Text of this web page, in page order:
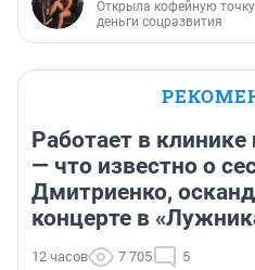
Открыла кофейную
деньги соцразвития
Работает в клинике
— что известно о
Дмитриенко,
концерте в
12 часов 7 705 5